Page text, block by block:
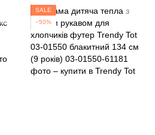
SALE
−50%